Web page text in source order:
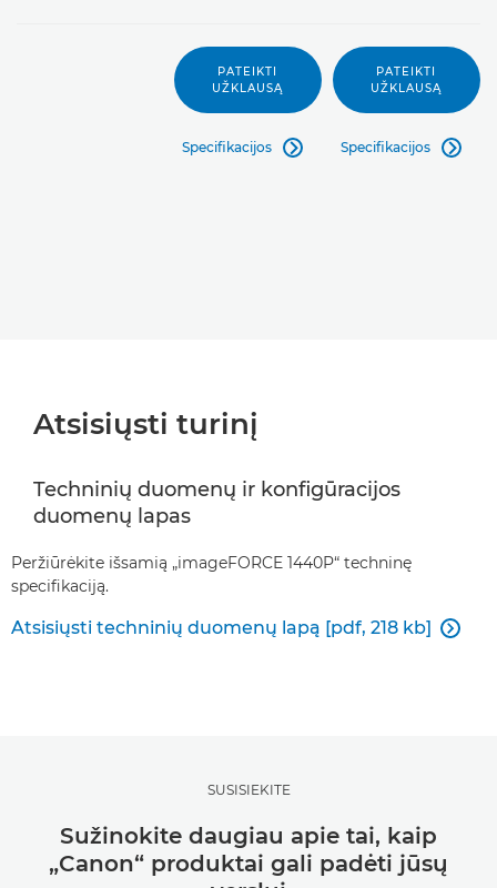
PATEIKTI
UŽKLAUSĄ
Specifikacijos 
PATEIKTI
UŽKLAUSĄ
Specifikacijos 
Atsisiųsti turinį
Techninių duomenų ir konfigūracijos
duomenų lapas
Peržiūrėkite išsamią „imageFORCE 1440P“ techninę
specifikaciją.
Atsisiųsti techninių duomenų lapą [pdf, 218 kb] 
SUSISIEKITE
Sužinokite daugiau apie tai, kaip
„Canon“ produktai gali padėti jūsų